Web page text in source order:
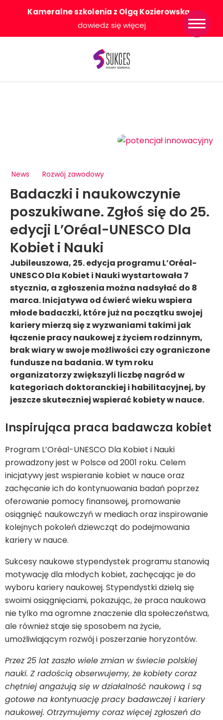
Kameralne szkolenia z Olgą Kozierowską-
dowiedz się więcej
News Rozwój zawodowy
Badaczki i naukowczynie
poszukiwane. Zgłoś się do 25.
edycji L’Oréal-UNESCO Dla
Kobiet i Nauki
Jubileuszowa, 25. edycja programu L’Oréal-
UNESCO Dla Kobiet i Nauki wystartowała 7
stycznia, a zgłoszenia można nadsyłać do 8
marca. Inicjatywa od ćwierć wieku wspiera
młode badaczki, które już na początku swojej
kariery mierzą się z wyzwaniami takimi jak
łączenie pracy naukowej z życiem rodzinnym,
brak wiary w swoje możliwości czy ograniczone
fundusze na badania. W tym roku
organizatorzy zwiększyli liczbę nagród w
kategoriach doktoranckiej i habilitacyjnej, by
jeszcze skuteczniej wspierać kobiety w nauce.
Inspirująca praca badawcza kobiet
Program L’Oréal-UNESCO Dla Kobiet i Nauki
prowadzony jest w Polsce od 2001 roku. Celem
inicjatywy jest wspieranie kobiet w nauce oraz
zachęcanie ich do kontynuowania badań poprzez
oferowanie pomocy finansowej, promowanie
osiągnięć naukowczyń w mediach oraz inspirowanie
kolejnych pokoleń dziewcząt do podejmowania
kariery w nauce.
Sukcesy naukowe stypendystek programu stanowią
motywację dla młodych kobiet, zachęcając je do
wyboru kariery naukowej. Stypendystki dzielą się
swoimi osiągnięciami, pokazując, że praca naukowa
nie tylko ma ogromne znaczenie dla społeczeństwa,
ale również staje się sposobem na życie,
umożliwiającym rozwój i poszerzanie horyzontów.
Przez 25 lat zaszło wiele zmian w świecie polskiej
nauki. Z radością obserwujemy, że kobiety coraz
chętniej angażują się w działalność naukową i są
gotowe na kontynuację pracy badawczej i kariery
naukowej. Otrzymujemy coraz więcej zgłoszeń do
Strona główna
Konkurs Sukces